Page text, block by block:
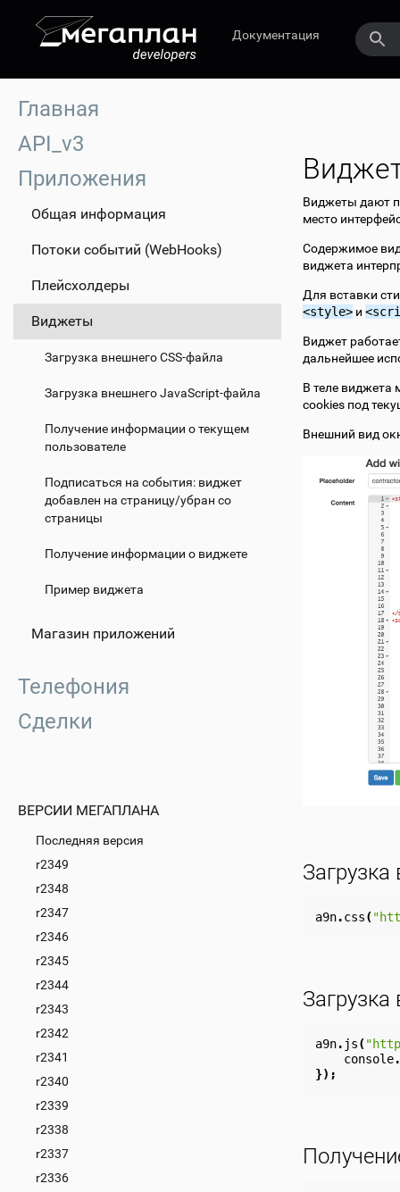
Документация
Главная
API_v3
Приложения
Общая информация
Потоки событий (WebHooks)
Плейсхолдеры
Виджеты
Загрузка внешнего CSS-файла
Загрузка внешнего JavaScript-файла
Получение информации о текущем
пользователе
Подписаться на события: виджет
добавлен на страницу/убран со
страницы
Получение информации о виджете
Пример виджета
Магазин приложений
Телефония
Сделки
ВЕРСИИ МЕГАПЛАНА
Последняя версия
r2349
r2348
r2347
r2346
r2345
r2344
r2343
r2342
r2341
r2340
r2339
r2338
r2337
r2336
Виджеты дают
место
Содержимое
виджета
Для вставки
<style> и
Виджет
дальнейшее
В теле виджета
cookies под
Внешний вид
a9n.css(
a9n. js(
console.
});